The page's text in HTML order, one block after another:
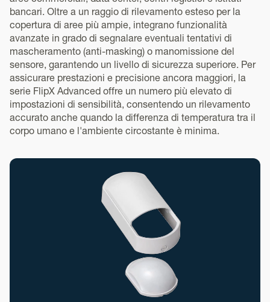
bancari. Oltre a un raggio di rilevamento esteso per la
copertura di aree più ampie, integrano funzionalità
avanzate in grado di segnalare eventuali tentativi di
mascheramento (anti-masking) o manomissione del
sensore, garantendo un livello di sicurezza superiore. Per
assicurare prestazioni e precisione ancora maggiori, la
serie FlipX Advanced offre un numero più elevato di
impostazioni di sensibilità, consentendo un rilevamento
accurato anche quando la differenza di temperatura tra il
corpo umano e l'ambiente circostante è minima.